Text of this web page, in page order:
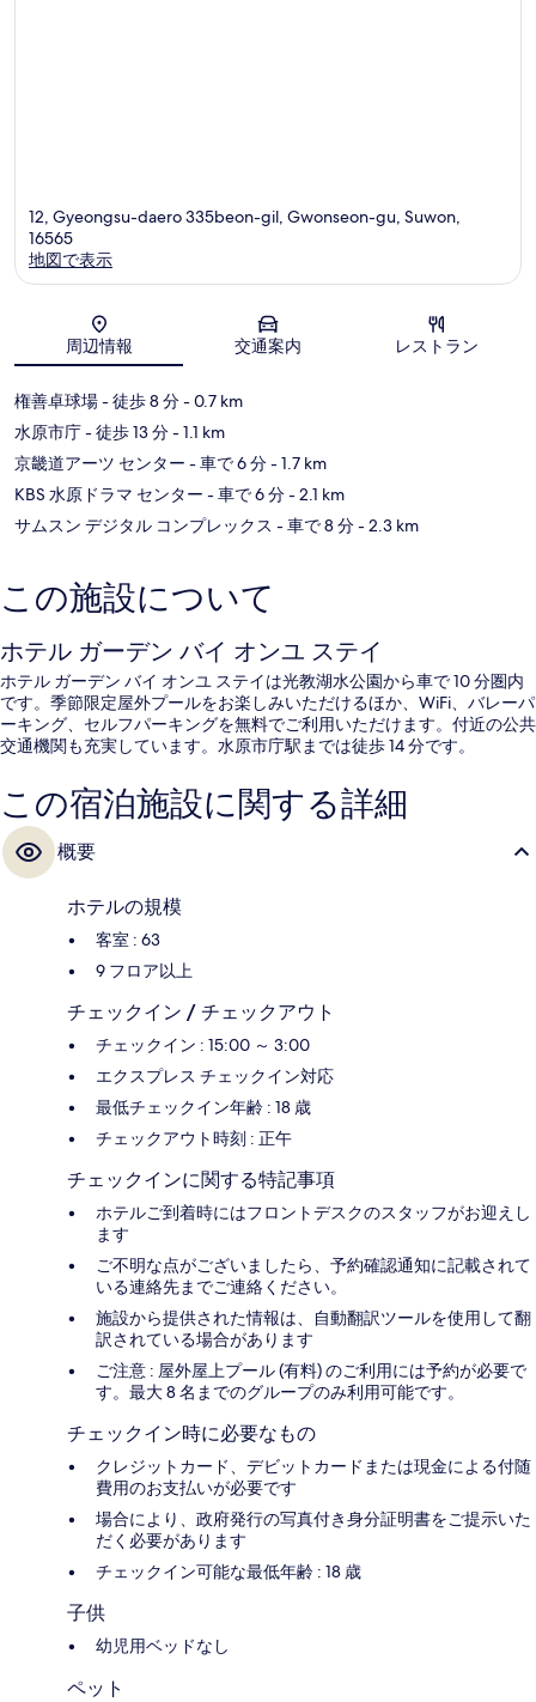
12, Gyeongsu-daero 335beon-gil, Gwonseon-gu, Suwon,
16565
地図で表示
周辺情報 交通案内 レストラン
権善卓球場- 徒歩 8 分- 0.7 km
水原市庁- 徒歩 13 分- 1.1 km
京畿道アーツ センター - 車で 6 分- 1.7 km
KBS 水原ドラマ センター - 車で 6 分- 2.1 km
サムスン デジタル コンプレックス - 車で 8 分- 2.3 km
この施設について
ホテル ガーデン バイ オンユ ステイ
ホテル ガーデン バイ オンユ ステイは光教湖水公園から車で 10 分圏内
です。季節限定屋外プールをお楽しみいただけるほか、WiFi、バレーパ
ーキング、セルフパーキングを無料でご利用いただけます。付近の公共
交通機関も充実しています。水原市庁駅までは徒歩 14 分です。
この宿泊施設に関する詳細
概要
ホテルの規模
客室 : 63
9 フロア以上
チェックイン / チェックアウト
チェックイン : 15:00 ～ 3:00
エクスプレス チェックイン対応
最低チェックイン年齢 : 18 歳
チェックアウト時刻 : 正午
チェックインに関する特記事項
ホテルご到着時にはフロントデスクのスタッフがお迎えし
ます
ご不明な点がございましたら、予約確認通知に記載されて
いる連絡先までご連絡ください。
施設から提供された情報は、自動翻訳ツールを使用して翻
訳されている場合があります
ご注意 : 屋外屋上プール (有料) のご利用には予約が必要で
す。最大 8 名までのグループのみ利用可能です。
チェックイン時に必要なもの
クレジットカード、デビットカードまたは現金による付随
費用のお支払いが必要です
場合により、政府発行の写真付き身分証明書をご提示いた
だく必要があります
チェックイン可能な最低年齢 : 18 歳
子供
幼児用ベッドなし
ペット